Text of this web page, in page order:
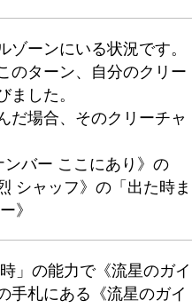
ーンにいる状況です。
のターン、自分のクリー
した。
だ場合、そのクリーチャ
バー ここにあり》の
シャッフ》の「出た時ま
》
」の能力で《流星のガイ
手札にある《流星のガイ